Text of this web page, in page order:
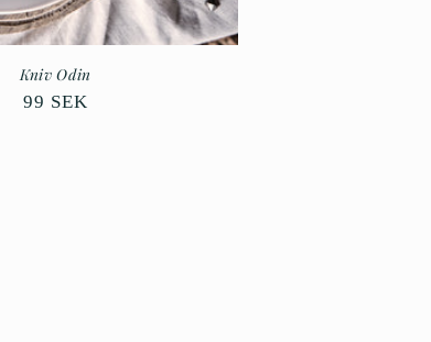
Kniv Odin
Ordinarie
99 SEK